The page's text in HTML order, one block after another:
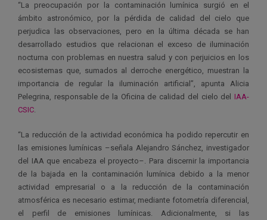
“La preocupación por la contaminación lumínica surgió en el
ámbito astronómico, por la pérdida de calidad del cielo que
perjudica las observaciones, pero en la última década se han
desarrollado estudios que relacionan el exceso de iluminación
nocturna con problemas en nuestra salud y con perjuicios en los
ecosistemas que, sumados al derroche energético, muestran la
importancia de regular la iluminación artificial”, apunta Alicia
Pelegrina, responsable de la Oficina de calidad del cielo del IAA-
CSIC.
“La reducción de la actividad económica ha podido repercutir en
las emisiones lumínicas –señala Alejandro Sánchez, investigador
del IAA que encabeza el proyecto–. Para discernir la importancia
de la bajada en la contaminación lumínica debido a la menor
actividad empresarial o a la reducción de la contaminación
atmosférica es necesario estimar, mediante fotometría diferencial,
el perfil de emisiones lumínicas. Adicionalmente, si las